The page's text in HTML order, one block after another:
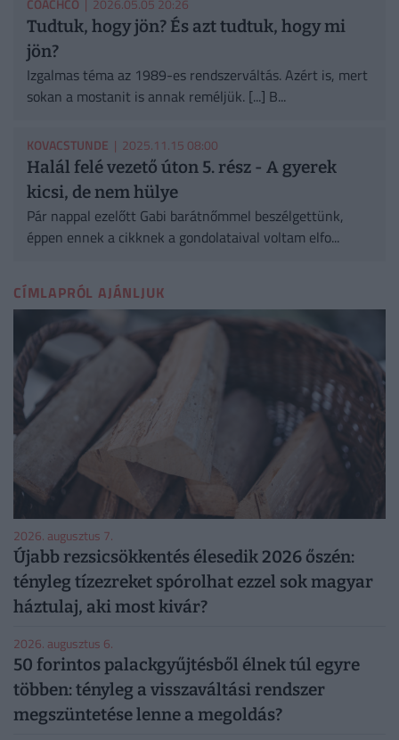
COACHCO | 2026.05.05 20:26
Tudtuk, hogy jön? És azt tudtuk, hogy mi
jön?
Izgalmas téma az 1989-es rendszerváltás. Azért is, mert
sokan a mostanit is annak reméljük. [...] B...
KOVACSTUNDE | 2025.11.15 08:00
Halál felé vezető úton 5. rész - A gyerek
kicsi, de nem hülye
Pár nappal ezelőtt Gabi barátnőmmel beszélgettünk,
éppen ennek a cikknek a gondolataival voltam elfo...
CÍMLAPRÓL AJÁNLJUK
2026. augusztus 7.
Újabb rezsicsökkentés élesedik 2026 őszén:
tényleg tízezreket spórolhat ezzel sok magyar
háztulaj, aki most kivár?
2026. augusztus 6.
50 forintos palackgyűjtésből élnek túl egyre
többen: tényleg a visszaváltási rendszer
megszüntetése lenne a megoldás?